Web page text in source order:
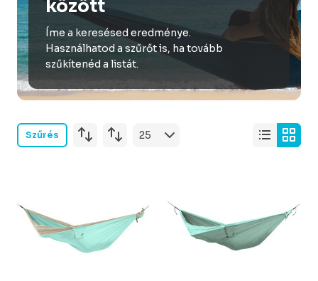
között
Íme a keresésed eredménye.
Használhatod a szűrőt is, ha tovább
szűkítenéd a listát.
Szűrés